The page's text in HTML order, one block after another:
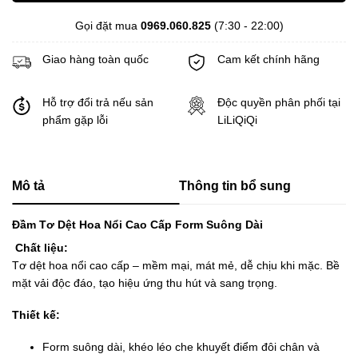
Gọi đặt mua 0969.060.825(7:30 - 22:00)
Giao hàng toàn quốc Cam kết chính hãng
Hỗ trợ đổi trả nếu sản
phẩm gặp lỗi
Độc quyền phân phối tại
LiLiQiQi
Mô tả Thông tin bổ sung
Đầm Tơ Dệt Hoa Nổi Cao Cấp Form Suông Dài
Chất liệu:
Tơ dệt hoa nổi cao cấp – mềm mại, mát mẻ, dễ chịu khi mặc. Bề
mặt vải độc đáo, tạo hiệu ứng thu hút và sang trọng.
Thiết kế:
Form suông dài, khéo léo che khuyết điểm đôi chân và